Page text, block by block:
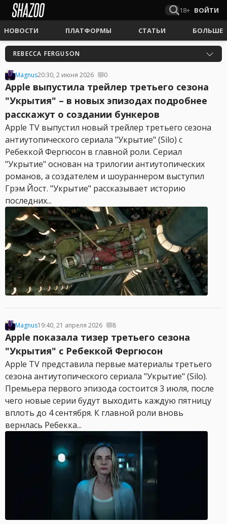
18+ ВОЙТИ
НОВОСТИ ПЛАТФОРМЫ СТАТЬИ БОЛЬШЕ
REBECCA FERGUSON
Magnus20:30, 2 июня 2026 0
Apple выпустила трейлер третьего сезона
"Укрытия" – в новых эпизодах подробнее
расскажут о создании бункеров
Apple TV выпустил новый трейлер третьего сезона
антиутопического сериала "Укрытие" (Silo) с
Ребеккой Фергюсон в главной роли. Сериал
"Укрытие" основан на трилогии антиутопических
романов, а создателем и шоураннером выступил
Грэм Йост. "Укрытие" рассказывает историю
последних...
Magnus19:40, 21 апреля 2026 8
Apple показала тизер третьего сезона
"Укрытия" с Ребеккой Фергюсон
Apple TV представила первые материалы третьего
сезона антиутопического сериала "Укрытие" (Silo).
Премьера первого эпизода состоится 3 июля, после
чего новые серии будут выходить каждую пятницу
вплоть до 4 сентября. К главной роли вновь
вернлась Ребекка...